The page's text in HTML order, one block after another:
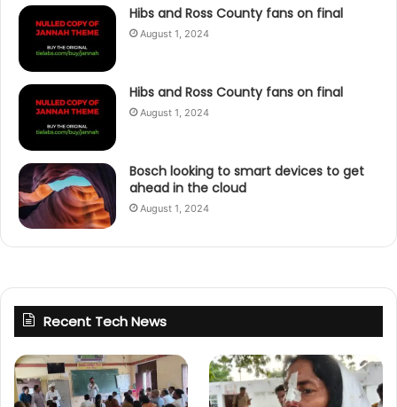
Hibs and Ross County fans on final
August 1, 2024
Hibs and Ross County fans on final
August 1, 2024
Bosch looking to smart devices to get
ahead in the cloud
August 1, 2024
Recent Tech News